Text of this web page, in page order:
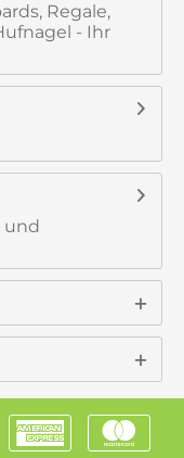
Regale,
- Ihr
und